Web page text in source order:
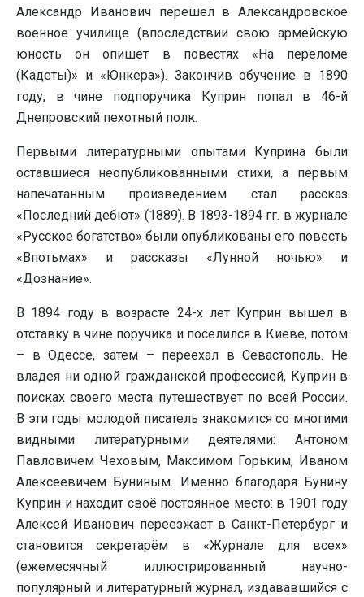
Александр Иванович перешел в Александровское
военное училище (впоследствии свою армейскую
юность он опишет в повестях «На переломе
(Кадеты)» и «Юнкера»). Закончив обучение в 1890
году, в чине подпоручика Куприн попал в 46-й
Днепровский пехотный полк.
Первыми литературными опытами Куприна были
оставшиеся неопубликованными стихи, а первым
напечатанным произведением стал рассказ
«Последний дебют» (1889). В 1893-1894 гг. в журнале
«Русское богатство» были опубликованы его повесть
«Впотьмах» и рассказы «Лунной ночью» и
«Дознание».
В 1894 году в возрасте 24-х лет Куприн вышел в
отставку в чине поручика и поселился в Киеве, потом
– в Одессе, затем – переехал в Севастополь. Не
владея ни одной гражданской профессией, Куприн в
поисках своего места путешествует по всей России.
В эти годы молодой писатель знакомится со многими
видными литературными деятелями: Антоном
Павловичем Чеховым, Максимом Горьким, Иваном
Алексеевичем Буниным. Именно благодаря Бунину
Куприн и находит своё постоянное место: в 1901 году
Алексей Иванович переезжает в Санкт-Петербург и
становится секретарём в «Журнале для всех»
(ежемесячный иллюстрированный научно-
популярный и литературный журнал, издававшийся с